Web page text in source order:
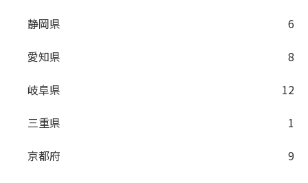
静岡県
6
愛知県
8
岐阜県
12
三重県
1
京都府
9